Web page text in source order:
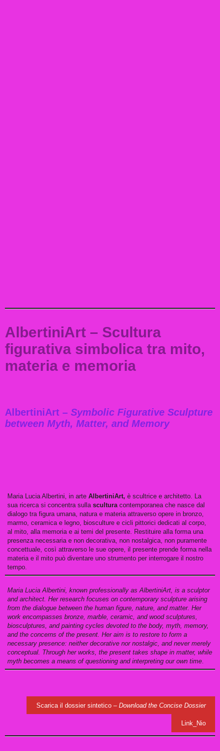
AlbertiniArt – Scultura
figurativa simbolica tra mito,
materia e memoria
AlbertiniArt – Symbolic Figurative Sculpture
between Myth, Matter, and Memory
Maria Lucia Albertini, in arteAlbertiniArt, è scultrice e architetto. La
sua ricerca si concentra sullasculturacontemporanea che nasce dal
dialogo tra figura umana, natura e materia attraverso opere in bronzo,
marmo, ceramica e legno, biosculture e cicli pittorici dedicati al corpo,
al mito, alla memoria e ai temi del presente. Restituire alla forma una
presenza necessaria e non decorativa, non nostalgica, non puramente
concettuale, così attraverso le sue opere, il presente prende forma nella
materia e il mito può diventare uno strumento per interrogare il nostro
tempo.
Maria Lucia Albertini, known professionally as AlbertiniArt, is a sculptor
and architect. Her research focuses on contemporary sculpture arising
from the dialogue between the human figure, nature, and matter. Her
work encompasses bronze, marble, ceramic, and wood sculptures,
biosculptures, and painting cycles devoted to the body, myth, memory,
and the concerns of the present. Her aim is to restore to form a
necessary presence: neither decorative nor nostalgic, and never merely
conceptual. Through her works, the present takes shape in matter, while
myth becomes a means of questioning and interpreting our own time
Scarica il dossier sintetico – Download the Concise Dossier
Link_Nio